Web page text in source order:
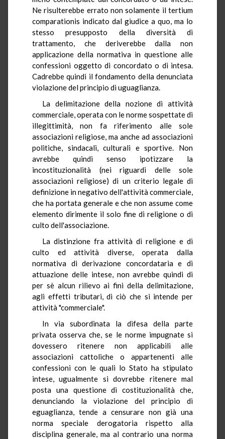
Ne risulterebbe errato non solamente il tertium
comparationis indicato dal giudice a quo, ma lo
stesso presupposto della diversità di
trattamento, che deriverebbe dalla non
applicazione della normativa in questione alle
confessioni oggetto di concordato o di intesa.
Cadrebbe quindi il fondamento della denunciata
violazione del principio di uguaglianza.
La delimitazione della nozione di attività
commerciale, operata con le norme sospettate di
illegittimità, non fa riferimento alle sole
associazioni religiose, ma anche ad associazioni
politiche, sindacali, culturali e sportive. Non
avrebbe quindi senso ipotizzare la
incostituzionalità (nei riguardi delle sole
associazioni religiose) di un criterio legale di
definizione in negativo dell'attività commerciale,
che ha portata generale e che non assume come
elemento dirimente il solo fine di religione o di
culto dell'associazione.
La distinzione fra attività di religione e di
culto ed attività diverse, operata dalla
normativa di derivazione concordataria e di
attuazione delle intese, non avrebbe quindi di
per sè alcun rilievo ai fini della delimitazione,
agli effetti tributari, di ciò che si intende per
attività "commerciale".
In via subordinata la difesa della parte
privata osserva che, se le norme impugnate si
dovessero ritenere non applicabili alle
associazioni cattoliche o appartenenti alle
confessioni con le quali lo Stato ha stipulato
intese, ugualmente si dovrebbe ritenere mal
posta una questione di costituzionalità che,
denunciando la violazione del principio di
eguaglianza, tende a censurare non già una
norma speciale derogatoria rispetto alla
disciplina generale, ma al contrario una norma